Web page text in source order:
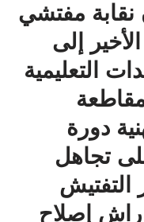
نقابة مفتشي
إلى
التعليمية
دورة
على تجاهل
التفتيش
إصلاح